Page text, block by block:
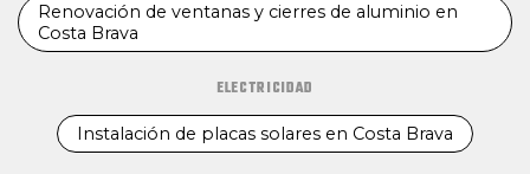
Renovación de ventanas y cierres de aluminio en
Costa Brava
ELECTRICIDAD
Instalación de placas solares en Costa Brava